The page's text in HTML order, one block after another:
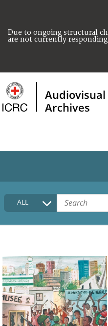
Due to ongoing structural
are not currently
Audiovisual
Archives
HOME
COLLECTIONS DESCRIPTION
FAQ
ALL